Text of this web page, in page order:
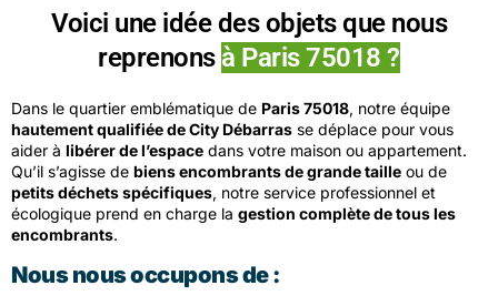
Voici une idée des objets que nous
reprenons à Paris 75018 ?
Dans le quartier emblématique de Paris 75018, notre équipe
hautement qualifiée de City Débarras se déplace pour vous
aider à libérer de l’espace dans votre maison ou appartement.
Qu’il s’agisse de biens encombrants de grande taille ou de
petits déchets spécifiques, notre service professionnel et
écologique prend en charge la gestion complète de tous les
encombrants.
Nous nous occupons de :